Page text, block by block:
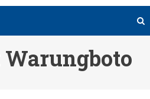
Warungboto